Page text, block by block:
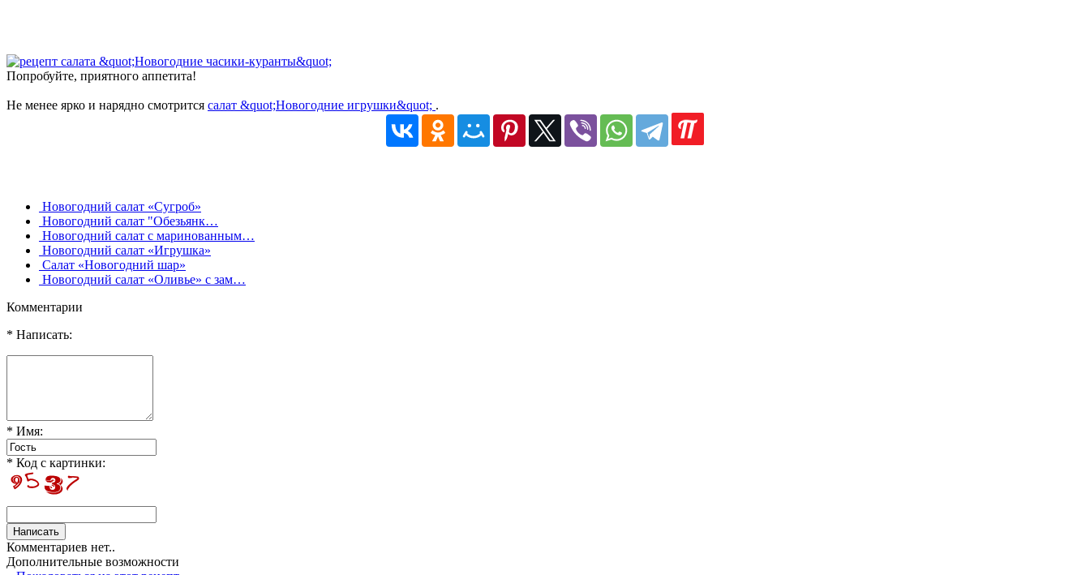
Попробуйте, приятного аппетита!
Не менее ярко и нарядно смотрится салат &quot;Новогодние игрушки&quot; .
Новогодний салат «Сугроб»
Новогодний салат "Обезьянк…
Новогодний салат с маринованным…
Новогодний салат «Игрушка»
Салат «Новогодний шар»
Новогодний салат «Оливье» с зам…
Комментарии
* Написать:
* Имя:
* Код с картинки:
Комментариев нет..
Дополнительные возможности